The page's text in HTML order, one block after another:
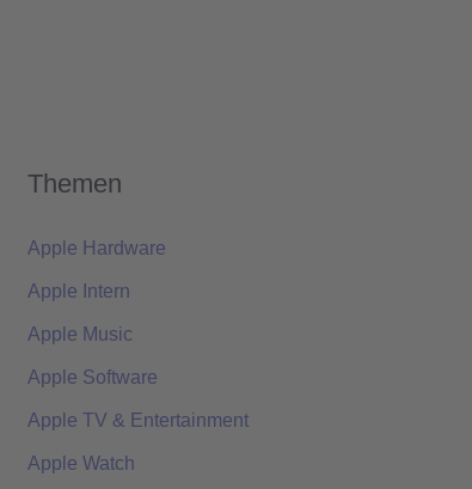
Themen
Apple Hardware
Apple Intern
Apple Music
Apple Software
Apple TV & Entertainment
Apple Watch